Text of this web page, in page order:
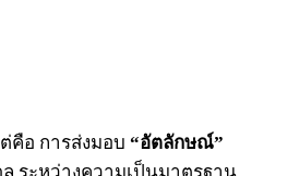
คือ การส่งมอบ “อัตลักษณ์”